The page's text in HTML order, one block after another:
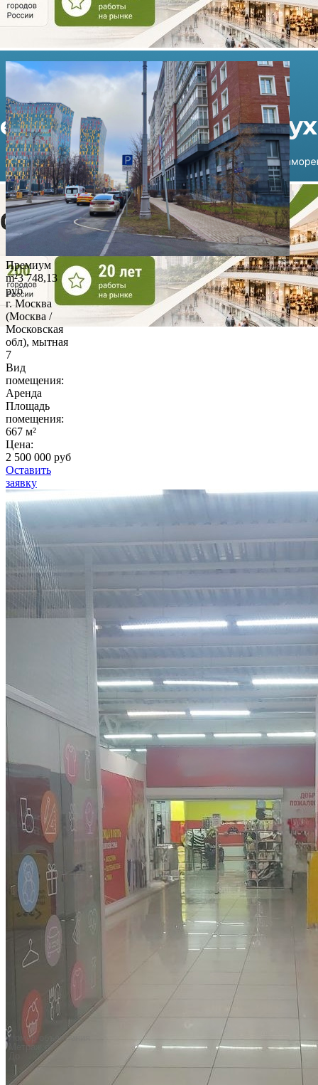
Разместить своё объявление
42295 помещений найдено
Премиум
m²3 748,13
руб
г. Москва
(Москва /
Московская
обл), мытная
7
Вид
помещения:
Аренда
Площадь
помещения:
667 м²
Цена:
2 500 000 руб
Оставить
заявку
Регион
Город
Найти
Сбросить